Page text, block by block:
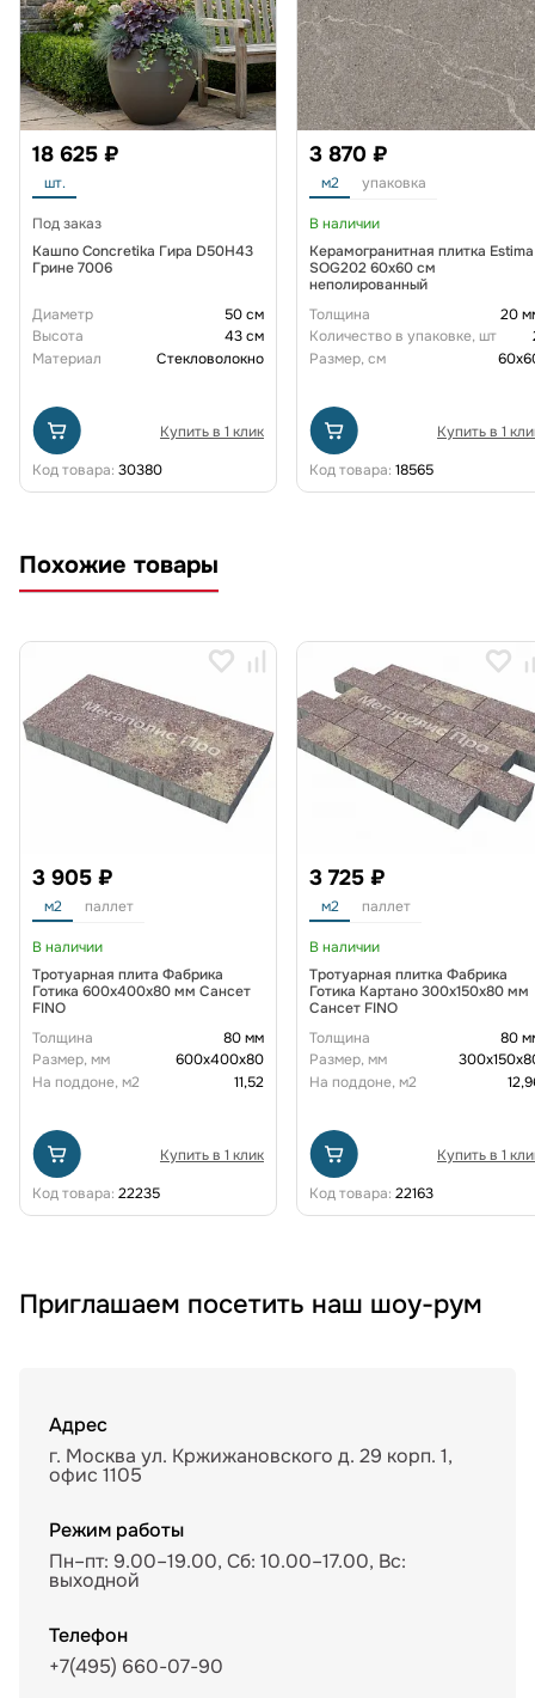
18 625 ₽
шт.
Под заказ
Кашпо Concretika Гира D50H43
Грине 7006
Диаметр
50 см
Высота
43 см
Материал
Стекловолокно
Купить в 1 клик
Код товара: 30380
3 870 ₽
м2 упаковка
В наличии
Керамогранитная плитка Estima
SOG202 60х60 см
неполированный
Толщина
20
Количество в упаковке, шт
Размер, см
Купить в 1
Код товара: 18565
Похожие товары
3 905 ₽
м2 паллет
В наличии
Тротуарная плита Фабрика
Готика 600х400х80 мм Сансет
FINO
Толщина
80 мм
Размер, мм
600х400х80
На поддоне, м2
11,52
Купить в 1 клик
Код товара: 22235
3 725 ₽
м2 паллет
В наличии
Тротуарная плитка Фабрика
Готика Картано 300х150х80 мм
Сансет FINO
Толщина
80
Размер, мм
На поддоне, м2
Купить в 1
Код товара: 22163
Приглашаем посетить наш шоу-рум
Адрес
г. Москва ул. Кржижановского д. 29 корп. 1,
офис 1105
Режим работы
Пн–пт: 9.00–19.00, Сб: 10.00–17.00, Вс:
выходной
Телефон
+7(495) 660-07-90